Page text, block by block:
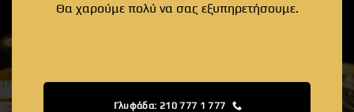
Θα χαρούμε πολύ να σας εξυπηρετήσουμε.
Γλυφάδα: 210 777 1 777